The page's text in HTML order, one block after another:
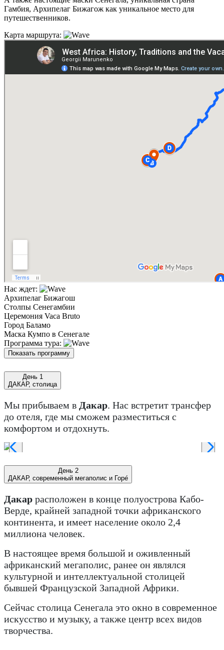
Гамбия, Архипелаг Бижагож как уникальное место для
путешественников.
Карта маршрута:
Нас ждет:
Архипелаг Бижагош
Столпы Сенегамбии
Церемония Vaca Bruto
Город Баламо
Маска Кумпо в Сенегале
Программа тура:
Показать программу
День 1
ДАКАР, столица
Мы прибываем в Дакар. Нас встретит трансфер
до отеля, где мы сможем разместиться с
комфортом и отдохнуть.
День 2
ДАКАР, современный мегаполис и Горе́
Дакар расположен в конце полуострова Кабо-
Верде, крайней западной точки африканского
континента, и имеет население около 2,4
миллиона человек.
В настоящее время большой и оживленный
африканский мегаполис, ранее он являлся
культурной и интеллектуальной столицей
бывшей Французской Западной Африки.
Сейчас столица Сенегала это окно в современное
искусство и музыку, а также центр всех видов
творчества.